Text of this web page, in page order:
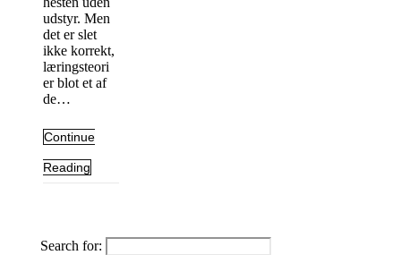
udstyr. Men
det er slet
ikke korrekt,
læringsteori
er blot et af
de…
Continue
Reading
Search for: